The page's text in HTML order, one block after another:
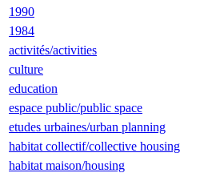
1990
1984
activités/activities
culture
education
espace public/public space
etudes urbaines/urban planning
habitat collectif/collective housing
habitat maison/housing